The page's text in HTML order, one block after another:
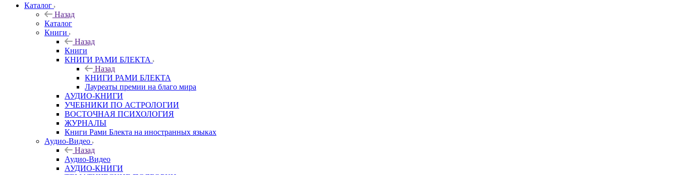
Каталог
Назад
Каталог
Книги
Назад
Книги
КНИГИ РАМИ БЛЕКТА
Назад
КНИГИ РАМИ БЛЕКТА
Лауреаты премии на благо мира
АУДИО-КНИГИ
УЧЕБНИКИ ПО АСТРОЛОГИИ
ВОСТОЧНАЯ ПСИХОЛОГИЯ
ЖУРНАЛЫ
Книги Рами Блекта на иностранных языках
Аудио-Видео
Назад
Аудио-Видео
АУДИО-КНИГИ